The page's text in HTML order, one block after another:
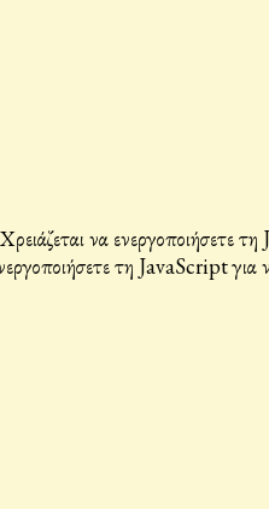
να ενεργοποιήσετε τη
τη JavaScript για